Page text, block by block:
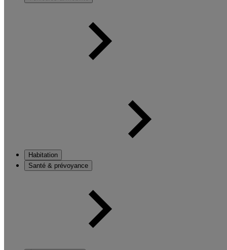
Habitation
Santé & prévoyance